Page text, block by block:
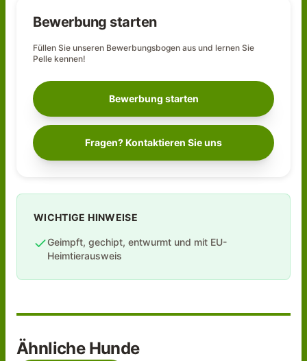
Bewerbung starten
Füllen Sie unseren Bewerbungsbogen aus und lernen Sie
Pelle kennen!
Bewerbung starten
Fragen? Kontaktieren Sie uns
WICHTIGE HINWEISE
Geimpft, gechipt, entwurmt und mit EU-
Heimtierausweis
Ähnliche Hunde